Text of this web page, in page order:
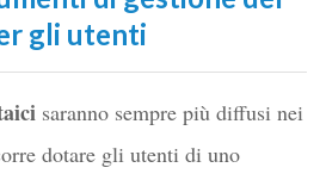
gli utenti
saranno sempre più diffusi nei
dotare gli utenti di uno